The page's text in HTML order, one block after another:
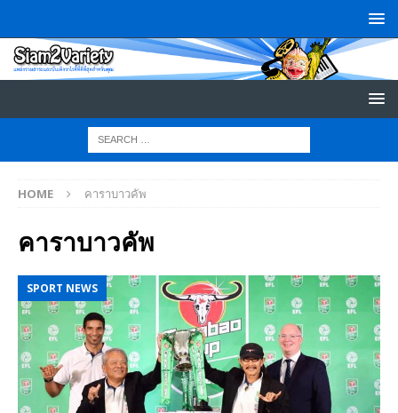
HOME คาราบาวคัพ
คาราบาวคัพ
SPORT NEWS